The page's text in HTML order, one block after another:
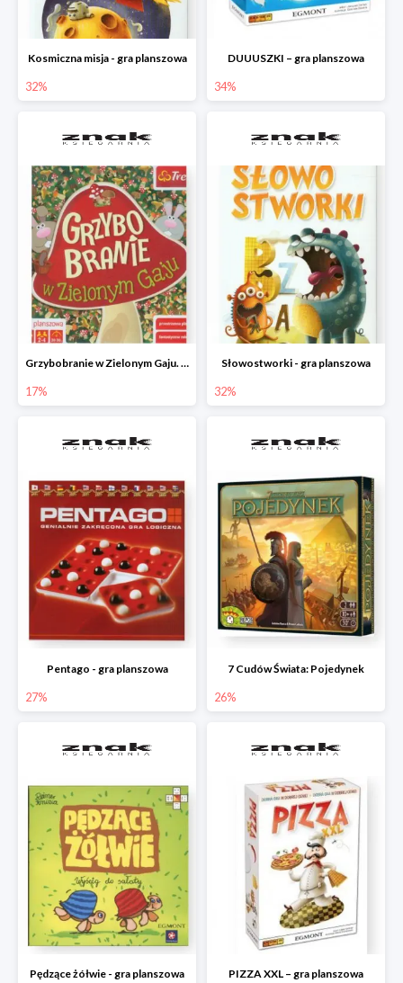
Kosmiczna misja - gra planszowa
32%
DUUUSZKI – gra planszowa
34%
Grzybobranie w Zielonym Gaju. Gra planszowa
17%
Słowostworki - gra planszowa
32%
Pentago - gra planszowa
27%
7 Cudów Świata: Pojedynek
26%
Pędzące żółwie - gra planszowa PIZZA XXL – gra planszowa